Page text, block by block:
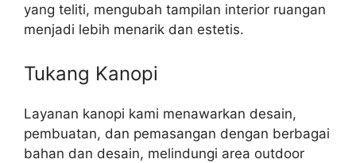
yang teliti, mengubah tampilan interior ruangan
menjadi lebih menarik dan estetis.
Tukang Kanopi
Layanan kanopi kami menawarkan desain,
pembuatan, dan pemasangan dengan berbagai
bahan dan desain, melindungi area outdoor